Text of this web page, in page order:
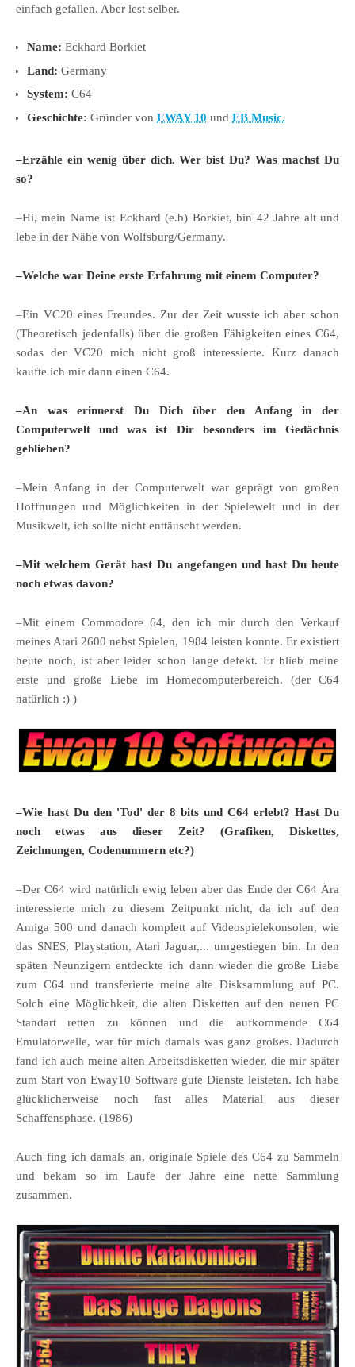
einfach gefallen. Aber lest selber.
Name: Eckhard Borkiet
Land: Germany
System: C64
Geschichte: Gründer von EWAY 10 und EB Music.
–Erzähle ein wenig über dich. Wer bist Du? Was machst Du
so?
–Hi, mein Name ist Eckhard (e.b) Borkiet, bin 42 Jahre alt und
lebe in der Nähe von Wolfsburg/Germany.
–Welche war Deine erste Erfahrung mit einem Computer?
–Ein VC20 eines Freundes. Zur der Zeit wusste ich aber schon
(Theoretisch jedenfalls) über die großen Fähigkeiten eines C64,
sodas der VC20 mich nicht groß interessierte. Kurz danach
kaufte ich mir dann einen C64.
–An was erinnerst Du Dich über den Anfang in der
Computerwelt und was ist Dir besonders im Gedächnis
geblieben?
–Mein Anfang in der Computerwelt war geprägt von großen
Hoffnungen und Möglichkeiten in der Spielewelt und in der
Musikwelt, ich sollte nicht enttäuscht werden.
–Mit welchem Gerät hast Du angefangen und hast Du heute
noch etwas davon?
–Mit einem Commodore 64, den ich mir durch den Verkauf
meines Atari 2600 nebst Spielen, 1984 leisten konnte. Er existiert
heute noch, ist aber leider schon lange defekt. Er blieb meine
erste und große Liebe im Homecomputerbereich. (der C64
natürlich :) )
–Wie hast Du den 'Tod' der 8 bits und C64 erlebt? Hast Du
noch etwas aus dieser Zeit? (Grafiken, Diskettes,
Zeichnungen, Codenummern etc?)
–Der C64 wird natürlich ewig leben aber das Ende der C64 Ära
interessierte mich zu diesem Zeitpunkt nicht, da ich auf den
Amiga 500 und danach komplett auf Videospielekonsolen, wie
das SNES, Playstation, Atari Jaguar,... umgestiegen bin. In den
späten Neunzigern entdeckte ich dann wieder die große Liebe
zum C64 und transferierte meine alte Disksammlung auf PC.
Solch eine Möglichkeit, die alten Disketten auf den neuen PC
Standart retten zu können und die aufkommende C64
Emulatorwelle, war für mich damals was ganz großes. Dadurch
fand ich auch meine alten Arbeitsdisketten wieder, die mir später
zum Start von Eway10 Software gute Dienste leisteten. Ich habe
glücklicherweise noch fast alles Material aus dieser
Schaffensphase. (1986)
Auch fing ich damals an, originale Spiele des C64 zu Sammeln
und bekam so im Laufe der Jahre eine nette Sammlung
zusammen.